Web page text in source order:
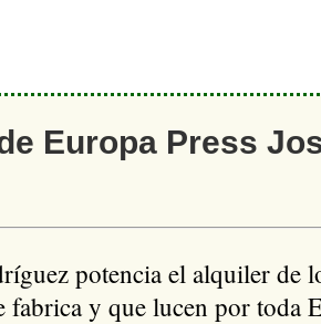
Europa Press
potencia el alquiler de
fabrica y que lucen por toda